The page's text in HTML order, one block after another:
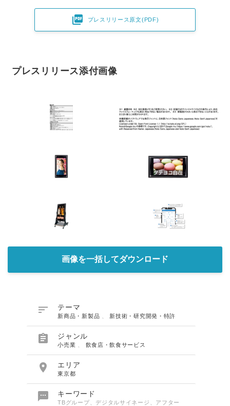
 プレスリリース原文(PDF)
プレスリリース添付画像
画像を一括してダウンロード
 テーマ
新商品・新製品 新技術・研究開発・特許
 ジャンル
小売業 飲食店・飲食サービス
 エリア
東京都
 キーワード
TBグループ、デジタルサイネージ、アフター